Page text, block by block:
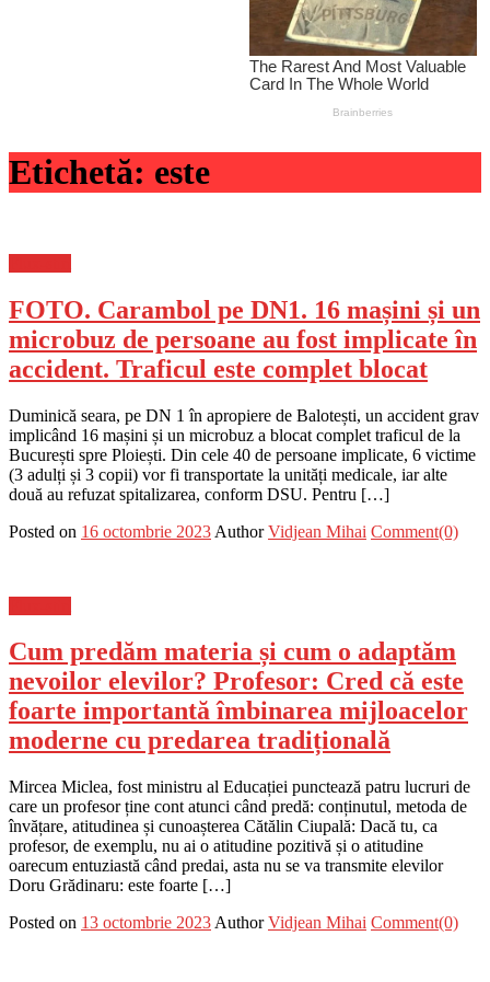
Etichetă: este
FOTO. Carambol pe DN1. 16 mașini și un
microbuz de persoane au fost implicate în
accident. Traficul este complet blocat
Duminică seara, pe DN 1 în apropiere de Balotești, un accident grav
implicând 16 mașini și un microbuz a blocat complet traficul de la
București spre Ploiești. Din cele 40 de persoane implicate, 6 victime
(3 adulți și 3 copii) vor fi transportate la unități medicale, iar alte
două au refuzat spitalizarea, conform DSU. Pentru […]
Posted on 16 octombrie 2023 Author Vidjean Mihai Comment(0)
Cum predăm materia și cum o adaptăm
nevoilor elevilor? Profesor: Cred că este
foarte importantă îmbinarea mijloacelor
moderne cu predarea tradițională
Mircea Miclea, fost ministru al Educației punctează patru lucruri de
care un profesor ține cont atunci când predă: conținutul, metoda de
învățare, atitudinea și cunoașterea Cătălin Ciupală: Dacă tu, ca
profesor, de exemplu, nu ai o atitudine pozitivă și o atitudine
oarecum entuziastă când predai, asta nu se va transmite elevilor
Doru Grădinaru: este foarte […]
Posted on 13 octombrie 2023 Author Vidjean Mihai Comment(0)